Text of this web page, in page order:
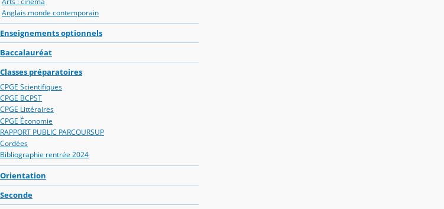
Anglais monde contemporain
Enseignements optionnels
Baccalauréat
Classes préparatoires
CPGE Scientifiques
CPGE BCPST
CPGE Littéraires
CPGE Économie
RAPPORT PUBLIC PARCOURSUP
Cordées
Bibliographie rentrée 2024
Orientation
Seconde